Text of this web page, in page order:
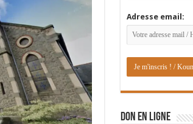
Adresse email:
DON EN LIGNE